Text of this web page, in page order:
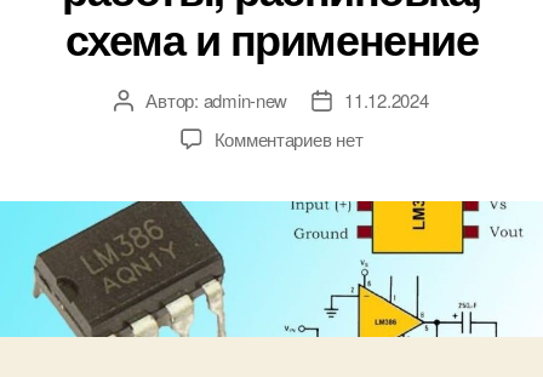
схема и применение
А
р
з
а
п
и
с
Автор: admin-new
Д
т
з
а
с
и
11.12.2024
Комментариевк
п
и
и
А
нет